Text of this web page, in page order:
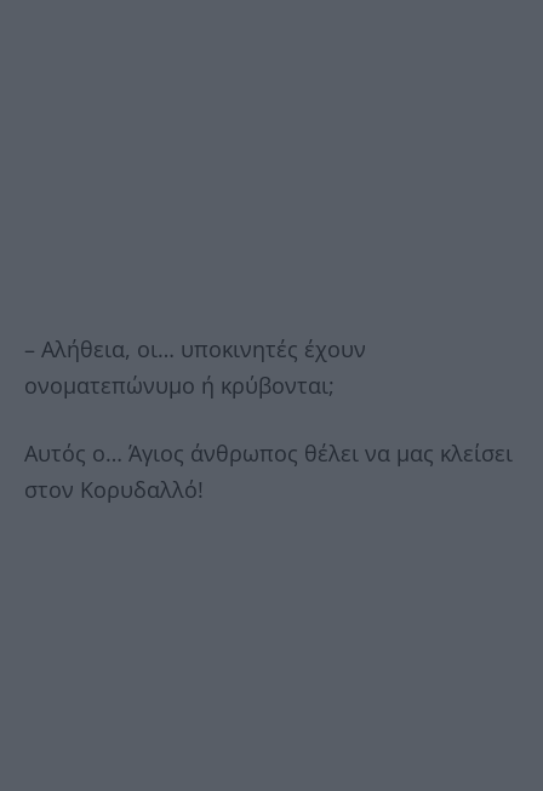
– Αλήθεια, οι… υποκινητές έχουν
ονοματεπώνυμο ή κρύβονται;
Αυτός ο… Άγιος άνθρωπος θέλει να μας κλείσει
στον Κορυδαλλό!